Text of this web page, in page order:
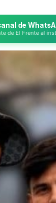
de
de El Frente al